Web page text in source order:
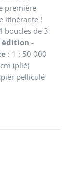
première
itinérante !
boucles de 3
édition -
: 1 : 50 000
(plié)
pelliculé